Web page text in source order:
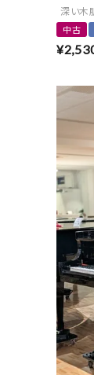
深い木
中古
¥